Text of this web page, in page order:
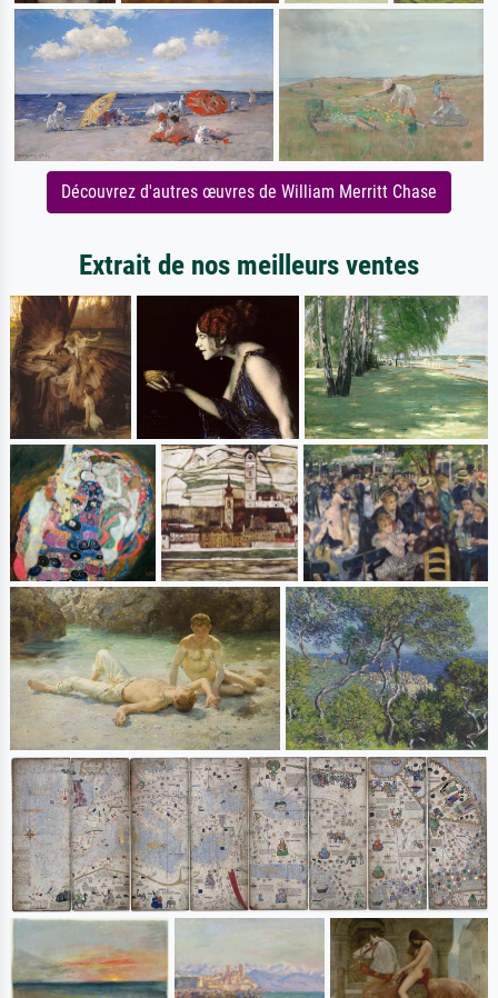
Découvrez d'autres œuvres de William Merritt Chase
Extrait de nos meilleurs ventes